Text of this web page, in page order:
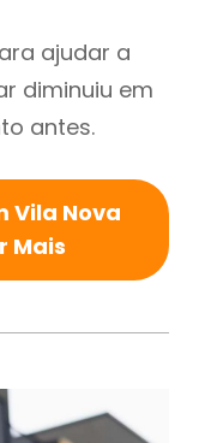
ajudar a
diminuiu em
antes.
Vila Nova
Mais